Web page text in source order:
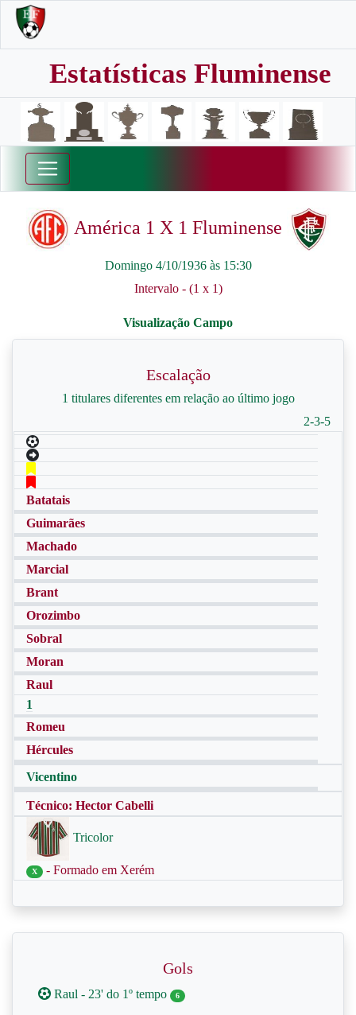
Estatísticas Fluminense
América 1 X 1 Fluminense
Domingo 4/10/1936 às 15:30
Intervalo - (1 x 1)
Escalação
1 titulares diferentes em relação ao último jogo
2-3-5
Batatais
Guimarães
Machado
Marcial
Brant
Orozimbo
Sobral
Moran
Raul
1
Romeu
Hércules
Vicentino
Técnico: Hector Cabelli
Tricolor
X - Formado em Xerém
Gols
Raul - 23' do 1º tempo 6